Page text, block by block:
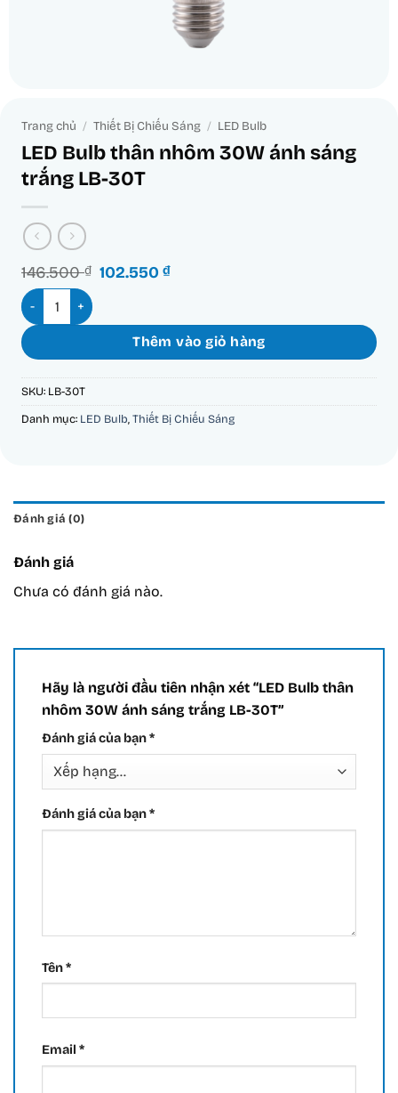
Trang chủ / Thiết Bị Chiếu Sáng / LED Bulb
LED Bulb thân nhôm 30W ánh sáng
trắng LB-30T
146.500₫ Giá
146.500 ₫.
102.550₫Giá
là:
102.550 ₫.
LED Bulb thân nhôm 30W ánh sáng trắng LB-30T số lượng
Thêm vào giỏ hàng
SKU: LB-30T
Danh mục: LED Bulb, Thiết Bị Chiếu Sáng
Đánh giá (0)
Đánh giá
Chưa có đánh giá nào.
Hãy là người đầu tiên nhận xét “LED Bulb thân
nhôm 30W ánh sáng trắng LB-30T”
Đánh giá của bạn*
Đánh giá của bạn*
Tên*
Email *